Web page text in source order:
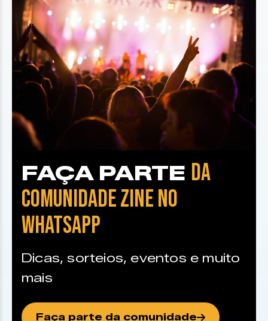
FAÇA PARTE DA
COMUNIDADE ZINE NO
WHATSAPP
Dicas, sorteios, eventos e muito
mais
Faça parte da comunidade